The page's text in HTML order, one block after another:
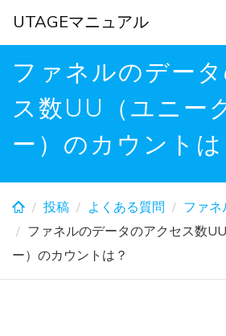
Skip
content
ファネルのデー
ス数UU（ユニー
ー）のカウントは
投稿 よくある質問
ファネ
ファネルのデータのアクセス数
ー）のカウントは？
UTAGEマニュアル